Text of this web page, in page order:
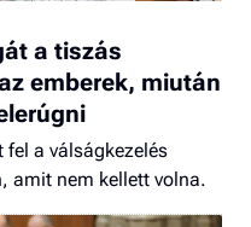
a tiszás
emberek, miután
fel a válságkezelés
amit nem kellett volna.